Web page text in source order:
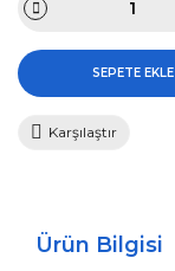
SEPETE EKLE
Karşılaştır
Ürün Bilgisi